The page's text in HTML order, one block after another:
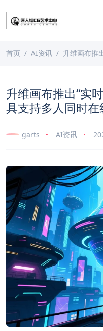
首页 AI资讯 升维画布推出“实
升维画布推出“实
具支持多人同时
garts AI资讯